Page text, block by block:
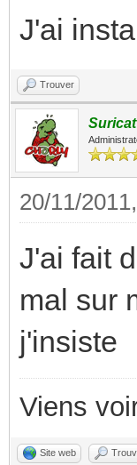
J'ai
Trouver
Suricat
20/11/
J'ai fait
mal sur
j'insiste
Viens
Site web